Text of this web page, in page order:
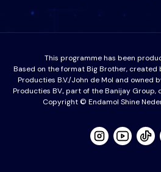
This programme has been
Based on the format Big Brother, created
Producties B.V./John de Mol and owned
Producties BV., part of the Banijay
Copyright © Endamol Shine